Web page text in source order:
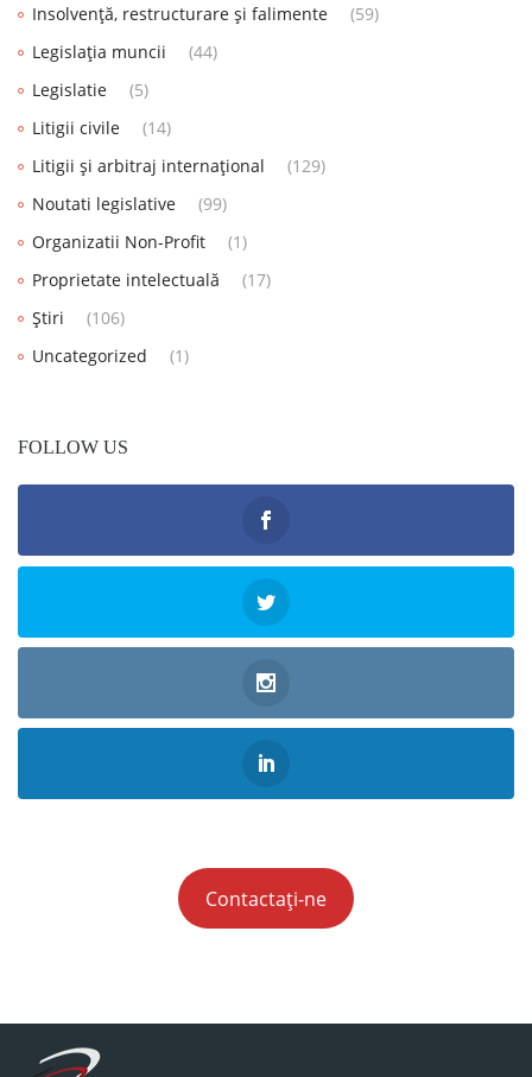
Insolvență, restructurare și falimente
(59)
Legislația muncii
(44)
Legislatie
(5)
Litigii civile
(14)
Litigii și arbitraj internațional
(129)
Noutati legislative
(99)
Organizatii Non-Profit
(1)
Proprietate intelectuală
(17)
Știri
(106)
Uncategorized
(1)
FOLLOW US
Contactați-ne